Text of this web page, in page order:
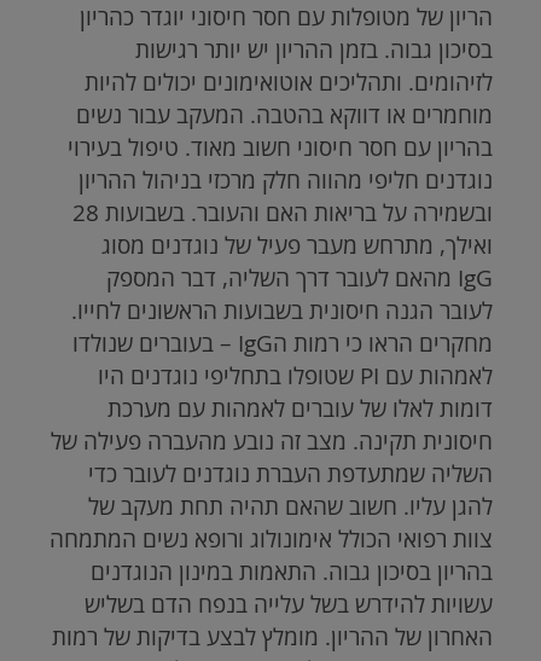
הריון של מטופלות עם חסר חיסוני יוגדר כהריון
בסיכון גבוה. בזמן ההריון יש יותר רגישות
לזיהומים. ותהליכים אוטואימונים יכולים להיות
מוחמרים או דווקא בהטבה. המעקב עבור נשים
בהריון עם חסר חיסוני חשוב מאוד. טיפול בעירוי
נוגדנים חליפי מהווה חלק מרכזי בניהול ההריון
ובשמירה על בריאות האם והעובר. בשבועות 28
ואילך, מתרחש מעבר פעיל של נוגדנים מסוג
IgG מהאם לעובר דרך השליה, דבר המספק
לעובר הגנה חיסונית בשבועות הראשונים לחייו.
מחקרים הראו כי רמות הIgG – בעוברים שנולדו
לאמהות עם PI שטופלו בתחליפי נוגדנים היו
דומות לאלו של עוברים לאמהות עם מערכת
חיסונית תקינה. מצב זה נובע מהעברה פעילה של
השליה שמתעדפת העברת נוגדנים לעובר כדי
להגן עליו. חשוב שהאם תהיה תחת מעקב של
צוות רפואי הכולל אימונולוג ורופא נשים המתמחה
בהריון בסיכון גבוה. התאמות במינון הנוגדנים
עשויות להידרש בשל עלייה בנפח הדם בשליש
האחרון של ההריון. מומלץ לבצע בדיקות של רמות